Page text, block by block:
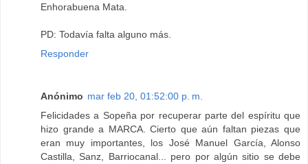
Enhorabuena Mata.
PD: Todavía falta alguno más.
Responder
Anónimo mar feb 20, 01:52:00 p. m.
Felicidades a Sopeña por recuperar parte del espíritu que
hizo grande a MARCA. Cierto que aún faltan piezas que
eran muy importantes, los José Manuel García, Alonso
Castilla, Sanz, Barriocanal... pero por algún sitio se debe